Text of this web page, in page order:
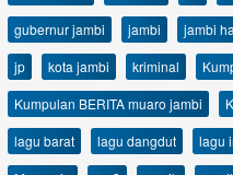
gubernur jambi
jambi jambi
jp
kota jambi kriminal
Kumpulan BERITA muaro jambi
lagu barat
lagu dangdut lagu